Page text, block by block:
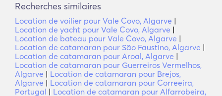
Recherches similaires
Location de voilier pour Vale Covo, Algarve |
Location de yacht pour Vale Covo, Algarve |
Location de bateau pour Vale Covo, Algarve |
Location de catamaran pour São Faustino, Algarve |
Location de catamaran pour Aroal, Algarve |
Location de catamaran pour Guerreiros Vermelhos,
Algarve | Location de catamaran pour Brejos,
Algarve | Location de catamaran pour Correeira,
Portugal | Location de catamaran pour Alfarrobeira,